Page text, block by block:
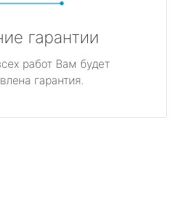
гарантии
работ Вам будет
гарантия.